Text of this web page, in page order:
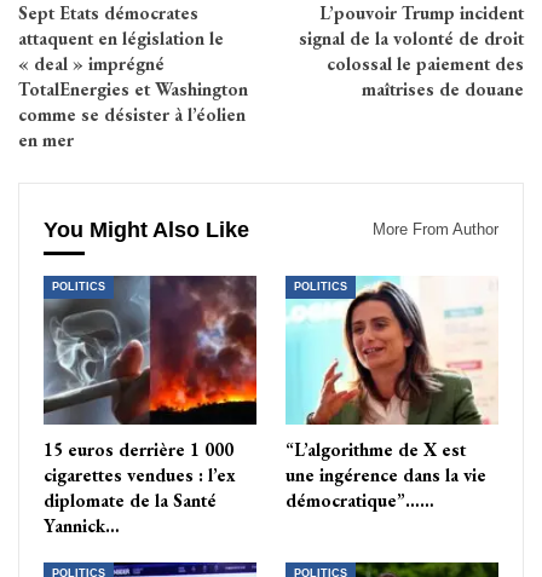
Sept Etats démocrates
attaquent en législation le
« deal » imprégné
TotalEnergies et Washington
comme se désister à l’éolien
en mer
L’pouvoir Trump incident
signal de la volonté de droit
colossal le paiement des
maîtrises de douane
You Might Also Like More From Author
POLITICS
15 euros derrière 1 000
cigarettes vendues : l’ex
diplomate de la Santé
Yannick…
POLITICS
“L’algorithme de X est
une ingérence dans la vie
démocratique”……
POLITICS POLITICS